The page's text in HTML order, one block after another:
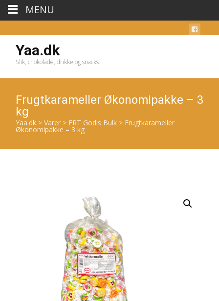
Yaa.dk
Slik, chokolade, drikke og snacks
Frugtkarameller Økonomipakke – 3
kg
Yaa.dk > Varer > ERT Godis Bulk > Frugtkarameller
Økonomipakke – 3 kg
MENU